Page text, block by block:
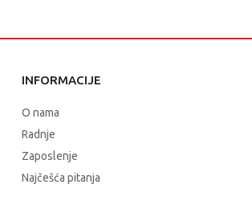
INFORMACIJE
O nama
Radnje
Zaposlenje
Najčešća pitanja